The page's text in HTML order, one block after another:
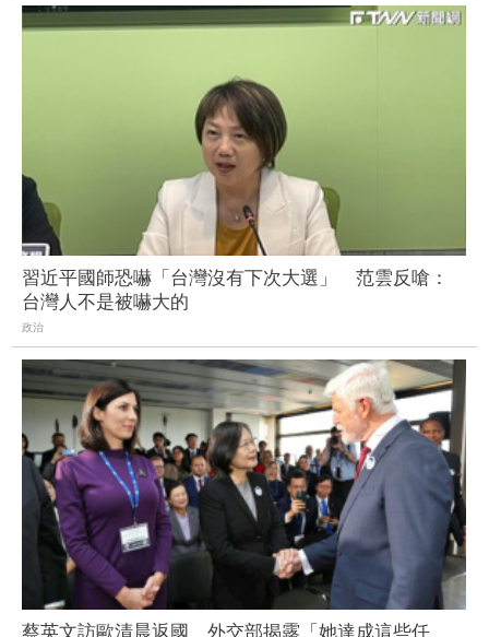
習近平國師恐嚇「台灣沒有下次大選」 范雲反嗆：
台灣人不是被嚇大的
政治
蔡英文訪歐清晨返國 外交部揭露「她達成這些任